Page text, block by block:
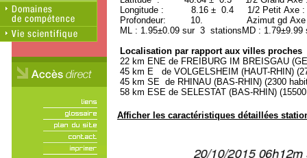
Longitude : 8.16 ± 0.4 1/2 Petit Axe
Profondeur: 10. Azimut gd Axe :
ML : 1.95±0.09 sur 3 stationsMD :
Localisation par rapport aux villes proches
22 km ENE de FREIBURG IM BREISGAU
45 km E de VOLGELSHEIM (HAUT-RHIN)
45 km SE de RHINAU (BAS-RHIN) (2300
58 km ESE de SELESTAT (BAS-RHIN)
Afficher les caractéristiques détaillées